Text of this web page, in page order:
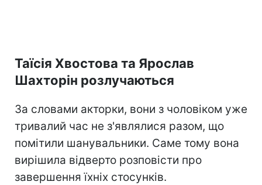
Таїсія Хвостова та Ярослав
Шахторін розлучаються
За словами акторки, вони з чоловіком уже
тривалий час не з'являлися разом, що
помітили шанувальники. Саме тому вона
вирішила відверто розповісти про
завершення їхніх стосунків.